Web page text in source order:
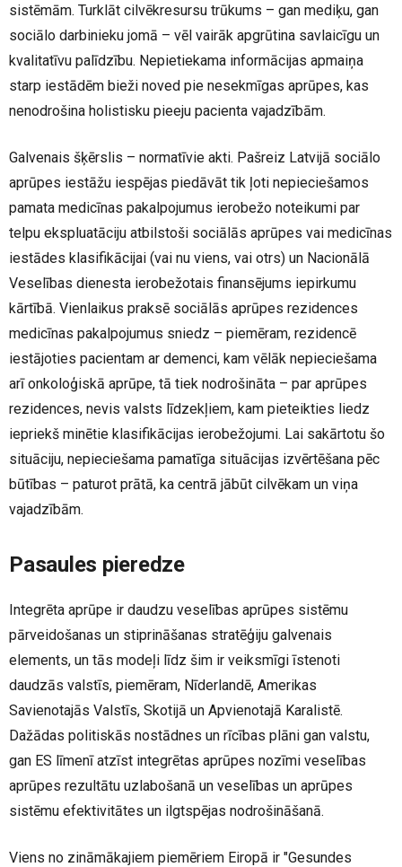
sistēmām. Turklāt cilvēkresursu trūkums – gan mediķu, gan
sociālo darbinieku jomā – vēl vairāk apgrūtina savlaicīgu un
kvalitatīvu palīdzību. Nepietiekama informācijas apmaiņa
starp iestādēm bieži noved pie nesekmīgas aprūpes, kas
nenodrošina holistisku pieeju pacienta vajadzībām.
Galvenais šķērslis – normatīvie akti. Pašreiz Latvijā sociālo
aprūpes iestāžu iespējas piedāvāt tik ļoti nepieciešamos
pamata medicīnas pakalpojumus ierobežo noteikumi par
telpu ekspluatāciju atbilstoši sociālās aprūpes vai medicīnas
iestādes klasifikācijai (vai nu viens, vai otrs) un Nacionālā
Veselības dienesta ierobežotais finansējums iepirkumu
kārtībā. Vienlaikus praksē sociālās aprūpes rezidences
medicīnas pakalpojumus sniedz – piemēram, rezidencē
iestājoties pacientam ar demenci, kam vēlāk nepieciešama
arī onkoloģiskā aprūpe, tā tiek nodrošināta – par aprūpes
rezidences, nevis valsts līdzekļiem, kam pieteikties liedz
iepriekš minētie klasifikācijas ierobežojumi. Lai sakārtotu šo
situāciju, nepieciešama pamatīga situācijas izvērtēšana pēc
būtības – paturot prātā, ka centrā jābūt cilvēkam un viņa
vajadzībām.
Pasaules pieredze
Integrēta aprūpe ir daudzu veselības aprūpes sistēmu
pārveidošanas un stiprināšanas stratēģiju galvenais
elements, un tās modeļi līdz šim ir veiksmīgi īstenoti
daudzās valstīs, piemēram, Nīderlandē, Amerikas
Savienotajās Valstīs, Skotijā un Apvienotajā Karalistē.
Dažādas politiskās nostādnes un rīcības plāni gan valstu,
gan ES līmenī atzīst integrētas aprūpes nozīmi veselības
aprūpes rezultātu uzlabošanā un veselības un aprūpes
sistēmu efektivitātes un ilgtspējas nodrošināšanā.
Viens no zināmākajiem piemēriem Eiropā ir "Gesundes